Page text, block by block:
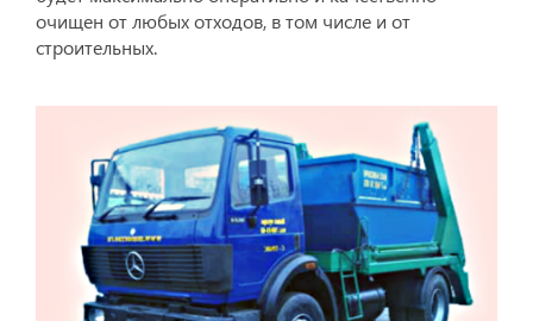
очищен от любых отходов, в том числе и от
строительных.